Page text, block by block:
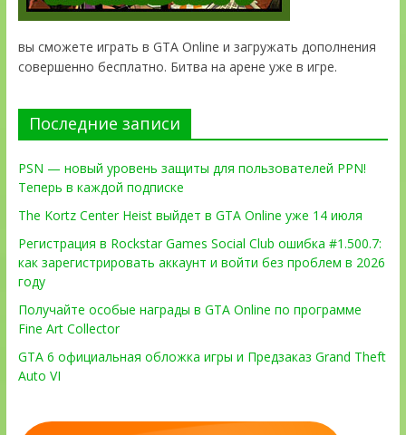
вы сможете играть в GTA Online и загружать дополнения
совершенно бесплатно. Битва на арене уже в игре.
Последние записи
PSN — новый уровень защиты для пользователей PPN!
Теперь в каждой подписке
The Kortz Center Heist выйдет в GTA Online уже 14 июля
Регистрация в Rockstar Games Social Club ошибка #1.500.7:
как зарегистрировать аккаунт и войти без проблем в 2026
году
Получайте особые награды в GTA Online по программе
Fine Art Collector
GTA 6 официальная обложка игры и Предзаказ Grand Theft
Auto VI